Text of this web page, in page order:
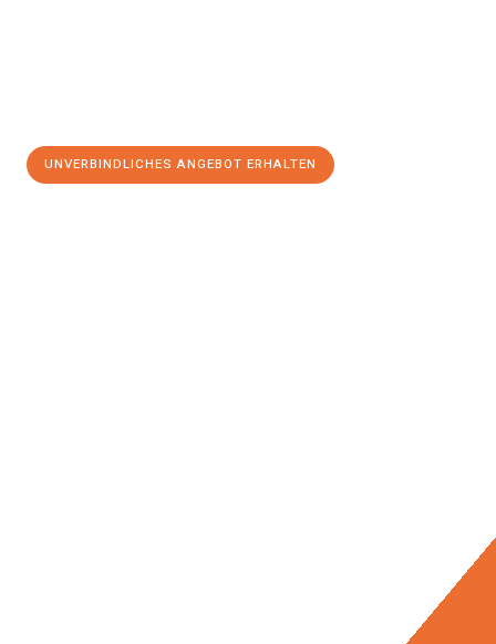
UNVERBINDLICHES ANGEBOT ERHALTEN